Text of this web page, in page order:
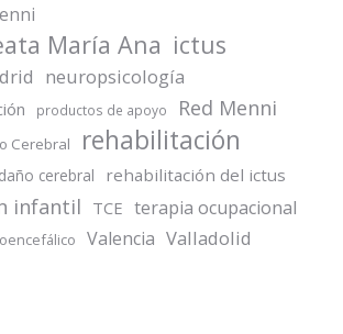
María Ana ictus
neuropsicología
productos de apoyo Red Menni
Cerebral rehabilitación
cerebral rehabilitación del ictus
infantil TCE terapia ocupacional
Valencia Valladolid